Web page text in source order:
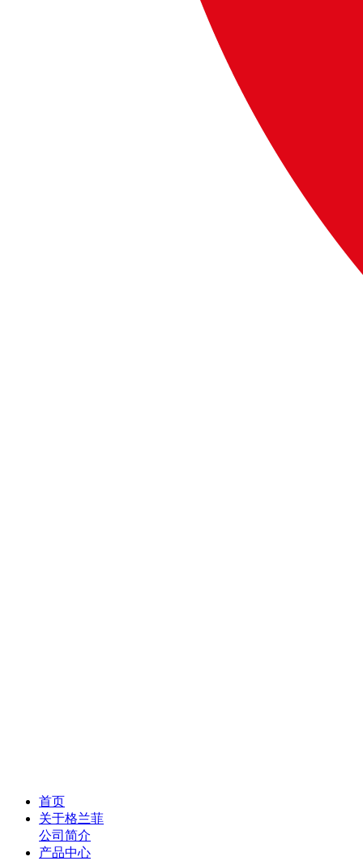
首页
关于格兰菲
公司简介
产品中心